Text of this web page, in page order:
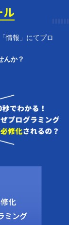
ル
情報」にてプロ
んか？